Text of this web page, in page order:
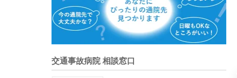
交通事故病院 相談窓口